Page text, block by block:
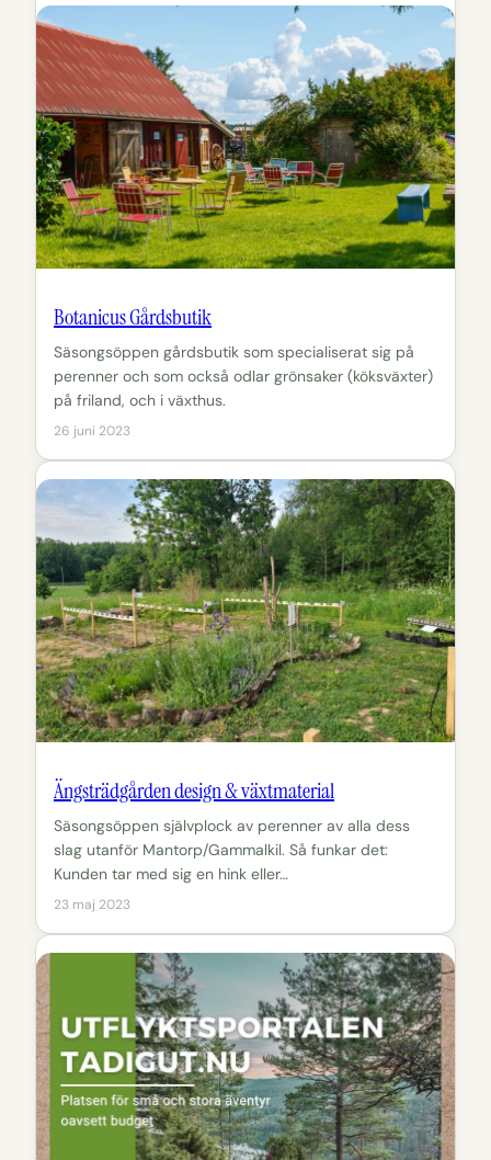
Botanicus Gårdsbutik
Säsongsöppen gårdsbutik som specialiserat sig på
perenner och som också odlar grönsaker (köksväxter)
på friland, och i växthus.
26 juni 2023
Ängsträdgården design & växtmaterial
Säsongsöppen självplock av perenner av alla dess
slag utanför Mantorp/Gammalkil. Så funkar det:
Kunden tar med sig en hink eller…
23 maj 2023